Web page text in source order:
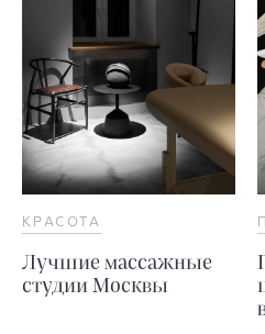
КРАСОТА
Лучшие массажные
студии Москвы